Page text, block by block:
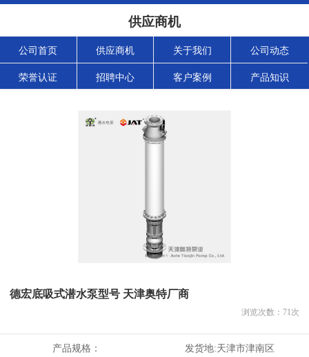
供应商机
公司首页 供应商机 关于我们 公司动态
荣誉认证 招聘中心 客户案例 产品知识
德宏底吸式潜水泵型号 天津奥特厂商
浏览次数： 71次
产品规格： 发货地:天津市津南区